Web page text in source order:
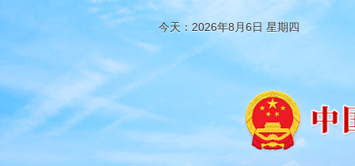
今天：2026年8月6日 星期四